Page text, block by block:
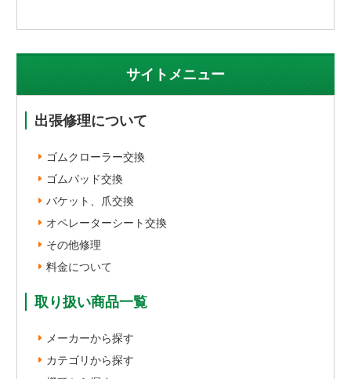
サイトメニュー
出張修理について
ゴムクローラー交換
ゴムパッド交換
バケット、爪交換
オペレーターシート交換
その他修理
料金について
取り扱い商品一覧
メーカーから探す
カテゴリから探す